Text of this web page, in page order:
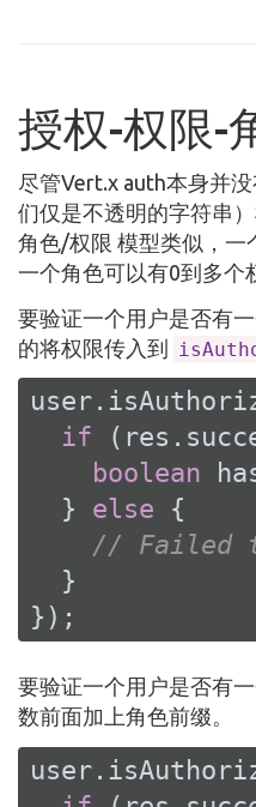
授权-权限-
尽管Vert.x auth本身并
们仅是不透明的字符串
角色/权限 模型类似，一
一个角色可以有0到多个
要验证一个用户是否有
的将权限传入到
if
boolean
  }
else {
// Failed
  }
});
要验证一个用户是否有
数前面加上角色前缀。